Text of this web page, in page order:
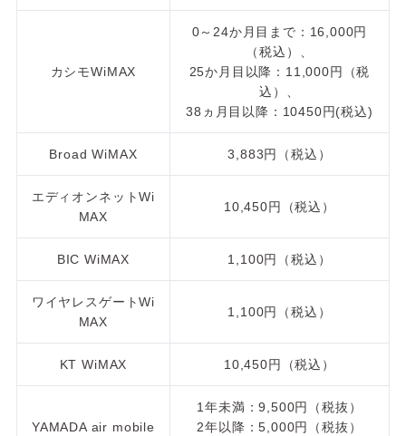
カシモWiMAX
0～24か月目まで：16,000円
（税込）、
25か月目以降：11,000円（税
込）、
38ヵ月目以降：10450円(税込)
Broad WiMAX 3,883円（税込）
エディオンネットWi
MAX
10,450円（税込）
BIC WiMAX 1,100円（税込）
ワイヤレスゲートWi
MAX
1,100円（税込）
KT WiMAX 10,450円（税込）
YAMADA air mobile
1年未満：9,500円（税抜）
2年以降：5,000円（税抜）